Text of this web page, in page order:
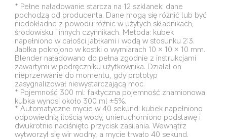
* Pełne naładowanie starcza na 12 szklanek: dane
pochodzą od producenta. Dane mogą się różnić lub być
niedokładne z powodu różnic w użytych składnikach,
środowisku i innych czynnikach. Metoda: kubek
napełniono w całości jabłkami i wodą w stosunku 2:3.
Jabłka pokrojono w kostki o wymiarach 10 × 10 × 10 mm.
Blender naładowano do pełna zgodnie z instrukcjami
zawartymi w podręczniku użytkownika. Działał on
nieprzerwanie do momentu, gdy prototyp
zasygnalizował niewystarczającą moc.
* Pojemność 300 ml: faktyczna pojemność znamionowa
kubka wynosi około 300 ml ±5%.
* Automatyczne mycie w 40 sekund: kubek napełniono
odpowiednią ilością wody, unieruchomiono podstawę i
dwukrotnie naciśnięto przycisk zasilania. Wewnątrz
wytworzył się wir wodny, a mycie trwało 40 sekund.